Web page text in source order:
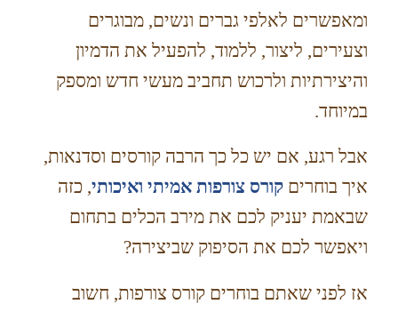
ומאפשרים לאלפי גברים ונשים, מבוגרים
וצעירים, ליצור, ללמוד, להפעיל את הדמיון
והיצירתיות ולרכוש תחביב מעשי חדש ומספק
במיוחד.
אבל רגע, אם יש כל כך הרבה קורסים וסדנאות,
איך בוחרים קורס צורפות אמיתי ואיכותי, כזה
שבאמת יעניק לכם את מירב הכלים בתחום
ויאפשר לכם את הסיפוק שביצירה?
אז לפני שאתם בוחרים קורס צורפות, חשוב